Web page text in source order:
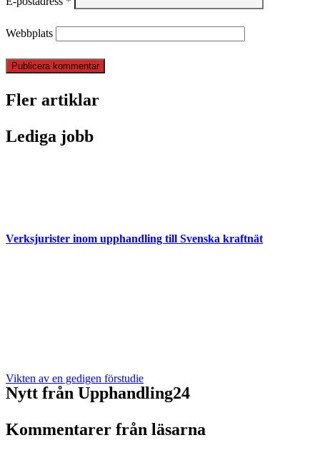
Webbplats
Fler artiklar
Lediga jobb
Verksjurister inom upphandling till Svenska kraftnät
Vikten av en gedigen förstudie
Nytt från Upphandling24
Kommentarer från läsarna